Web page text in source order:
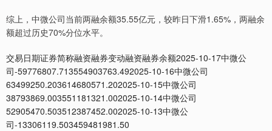
综上，中微公司当前两融余额35.55亿元，较昨日下滑1.65%，两融余
额超过历史70%分位水平。
交易日期证券简称融资融券变动融资融券余额2025-10-17中微公
司-59776807.713554903763.492025-10-16中微公司
63499250.203614680571.202025-10-15中微公司
38793869.003551181321.002025-10-14中微公司
52905470.503512387452.002025-10-13中微公
司-13306119.503459481981.50